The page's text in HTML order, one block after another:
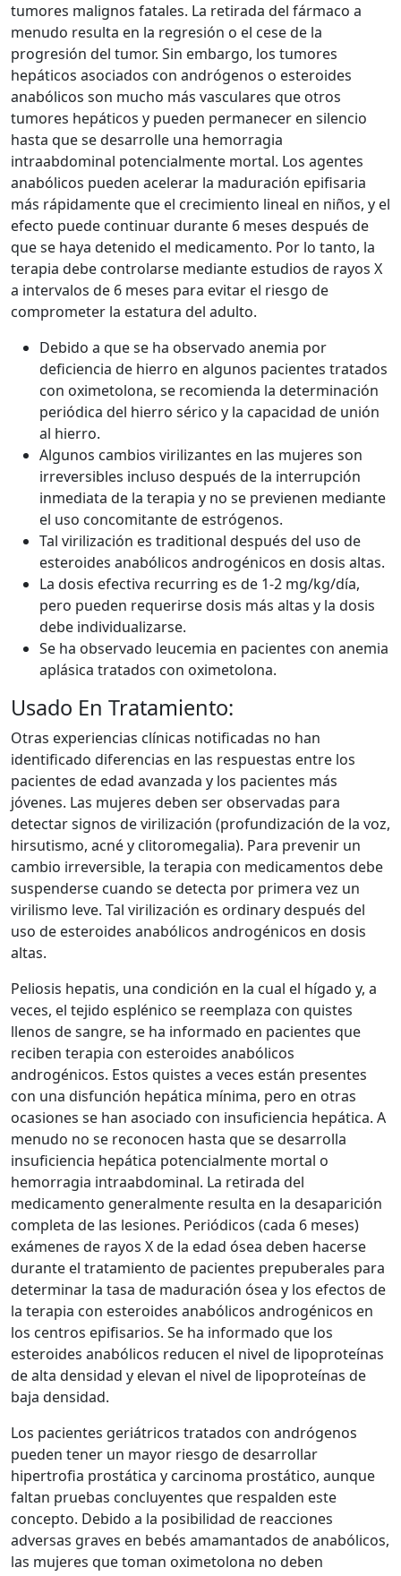
tumores malignos fatales. La retirada del fármaco a
menudo resulta en la regresión o el cese de la
progresión del tumor. Sin embargo, los tumores
hepáticos asociados con andrógenos o esteroides
anabólicos son mucho más vasculares que otros
tumores hepáticos y pueden permanecer en silencio
hasta que se desarrolle una hemorragia
intraabdominal potencialmente mortal. Los agentes
anabólicos pueden acelerar la maduración epifisaria
más rápidamente que el crecimiento lineal en niños, y el
efecto puede continuar durante 6 meses después de
que se haya detenido el medicamento. Por lo tanto, la
terapia debe controlarse mediante estudios de rayos X
a intervalos de 6 meses para evitar el riesgo de
comprometer la estatura del adulto.
Debido a que se ha observado anemia por
deficiencia de hierro en algunos pacientes tratados
con oximetolona, se recomienda la determinación
periódica del hierro sérico y la capacidad de unión
al hierro.
Algunos cambios virilizantes en las mujeres son
irreversibles incluso después de la interrupción
inmediata de la terapia y no se previenen mediante
el uso concomitante de estrógenos.
Tal virilización es traditional después del uso de
esteroides anabólicos androgénicos en dosis altas.
La dosis efectiva recurring es de 1-2 mg/kg/día,
pero pueden requerirse dosis más altas y la dosis
debe individualizarse.
Se ha observado leucemia en pacientes con anemia
aplásica tratados con oximetolona.
Usado En Tratamiento:
Otras experiencias clínicas notificadas no han
identificado diferencias en las respuestas entre los
pacientes de edad avanzada y los pacientes más
jóvenes. Las mujeres deben ser observadas para
detectar signos de virilización (profundización de la voz,
hirsutismo, acné y clitoromegalia). Para prevenir un
cambio irreversible, la terapia con medicamentos debe
suspenderse cuando se detecta por primera vez un
virilismo leve. Tal virilización es ordinary después del
uso de esteroides anabólicos androgénicos en dosis
altas.
Peliosis hepatis, una condición en la cual el hígado y, a
veces, el tejido esplénico se reemplaza con quistes
llenos de sangre, se ha informado en pacientes que
reciben terapia con esteroides anabólicos
androgénicos. Estos quistes a veces están presentes
con una disfunción hepática mínima, pero en otras
ocasiones se han asociado con insuficiencia hepática. A
menudo no se reconocen hasta que se desarrolla
insuficiencia hepática potencialmente mortal o
hemorragia intraabdominal. La retirada del
medicamento generalmente resulta en la desaparición
completa de las lesiones. Periódicos (cada 6 meses)
exámenes de rayos X de la edad ósea deben hacerse
durante el tratamiento de pacientes prepuberales para
determinar la tasa de maduración ósea y los efectos de
la terapia con esteroides anabólicos androgénicos en
los centros epifisarios. Se ha informado que los
esteroides anabólicos reducen el nivel de lipoproteínas
de alta densidad y elevan el nivel de lipoproteínas de
baja densidad.
Los pacientes geriátricos tratados con andrógenos
pueden tener un mayor riesgo de desarrollar
hipertrofia prostática y carcinoma prostático, aunque
faltan pruebas concluyentes que respalden este
concepto. Debido a la posibilidad de reacciones
adversas graves en bebés amamantados de anabólicos,
las mujeres que toman oximetolona no deben